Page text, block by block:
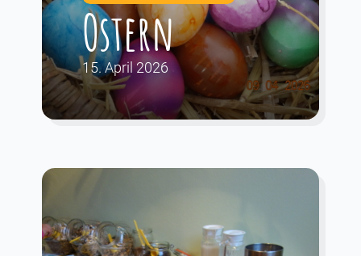
Ostern
15. April 2026